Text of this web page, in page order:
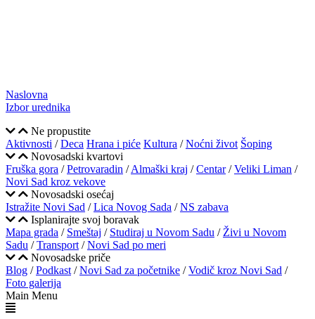
Naslovna
Izbor urednika
Ne propustite
Aktivnosti /Deca Hrana i piće Kultura /Noćni život Šoping
Novosadski kvartovi
Fruška gora /Petrovaradin /Almaški kraj /Centar/Veliki Liman /
Novi Sad kroz vekove
Novosadski osećaj
Istražite Novi Sad /Lica Novog Sada /NS zabava
Isplanirajte svoj boravak
Mapa grada / Smeštaj / Studiraj u Novom Sadu / Živi u Novom
Sadu /Transport /Novi Sad po meri
Novosadske priče
Blog /Podkast /Novi Sad za početnike /Vodič kroz Novi Sad /
Foto galerija
Main Menu